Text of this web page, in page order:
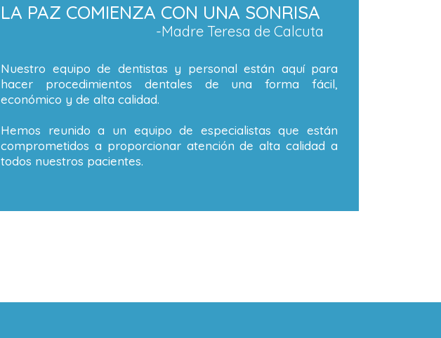
LA PAZ COMIENZA CON UNA SONRISA
-Madre Teresa de Calcuta
Nuestro equipo de dentistas y personal están aquí para
hacer procedimientos dentales de una forma fácil,
económico y de alta calidad.
Hemos reunido a un equipo de especialistas que están
comprometidos a proporcionar atención de alta calidad a
todos nuestros pacientes.